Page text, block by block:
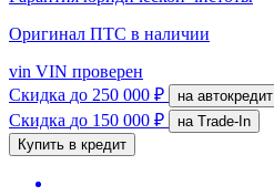
Оригинал ПТС в наличии
vin VIN проверен
Скидка до 250 000 ₽ на автокредит
Скидка до 150 000 ₽
на Trade-In
Купить в кредит